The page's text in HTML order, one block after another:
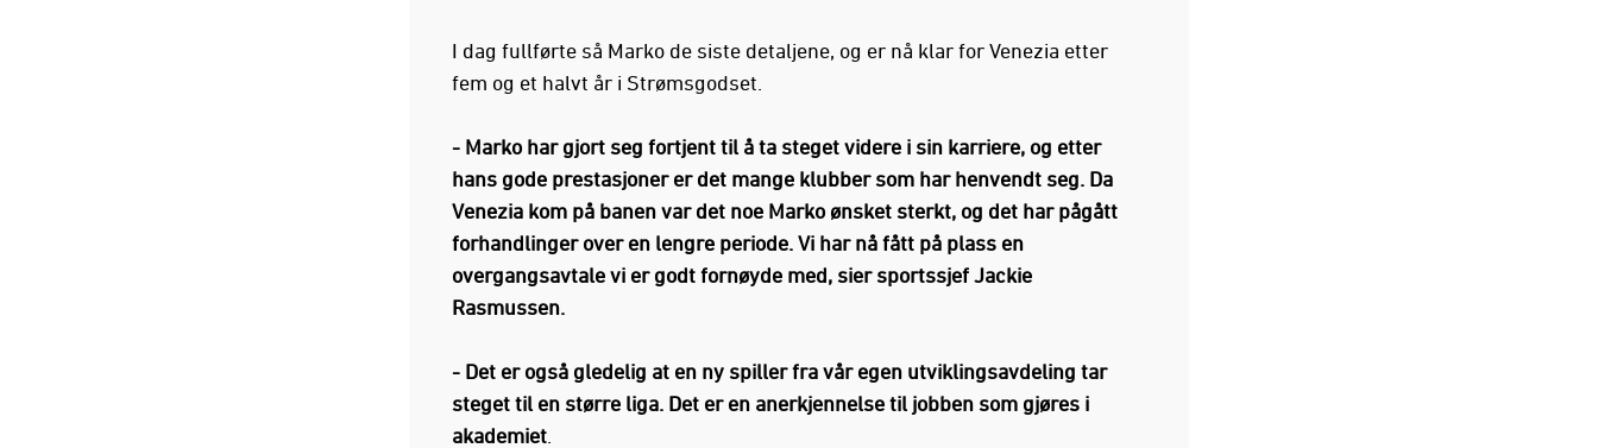
I dag fullførte så Marko de siste detaljene, og er nå klar for Venezia etter
fem og et halvt år i Strømsgodset.
- Marko har gjort seg fortjent til å ta steget videre i sin karriere, og etter
hans gode prestasjoner er det mange klubber som har henvendt seg. Da
Venezia kom på banen var det noe Marko ønsket sterkt, og det har pågått
forhandlinger over en lengre periode. Vi har nå fått på plass en
overgangsavtale vi er godt fornøyde med, sier sportssjef Jackie
Rasmussen.
- Det er også gledelig at en ny spiller fra vår egen utviklingsavdeling tar
steget til en større liga. Det er en anerkjennelse til jobben som gjøres i
akademiet.